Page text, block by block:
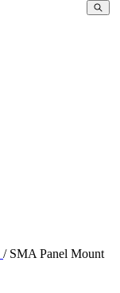
/ SMA Panel Mount